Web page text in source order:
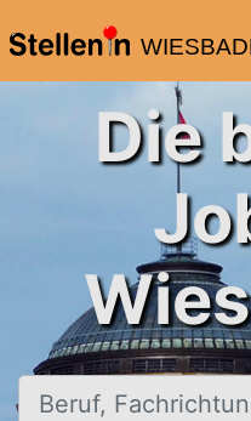
Die
Beruf, Fachrichtung, Firma